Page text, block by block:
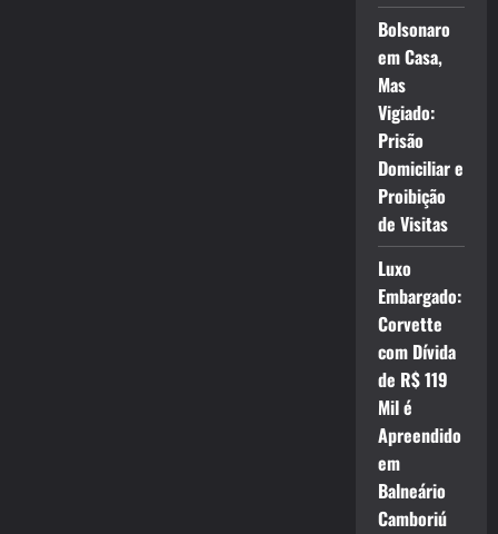
Bolsonaro
em Casa,
Mas
Vigiado:
Prisão
Domiciliar e
Proibição
de Visitas
Luxo
Embargado:
Corvette
com Dívida
de R$ 119
Mil é
Apreendido
em
Balneário
Camboriú